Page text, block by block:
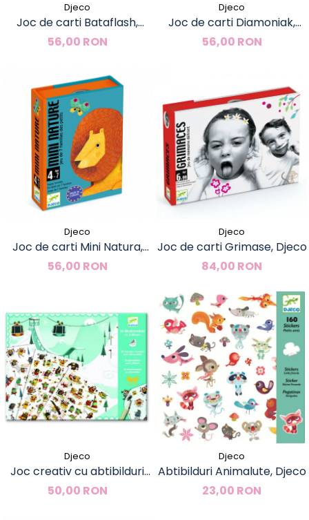
Djeco
Joc de carti Bataflash,
Djeco
56,00 RON
Djeco
Joc de carti Diamoniak,
Djeco
56,00 RON
Djeco
Joc de carti Mini Natura,
Djeco
56,00 RON
Djeco
Joc de carti Grimase, Djeco
84,00 RON
Djeco
Joc creativ cu abtibilduri
Monstruleti sportivi, Djeco
50,00 RON
Djeco
Abtibilduri Animalute, Djeco
23,00 RON